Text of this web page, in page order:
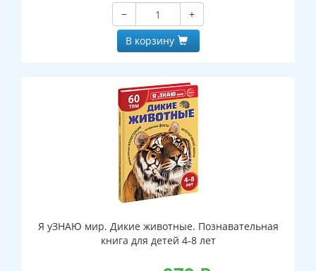
−
+
В корзину
Я уЗНАЮ мир. Дикие животные. Познавательная
книга для детей 4-8 лет